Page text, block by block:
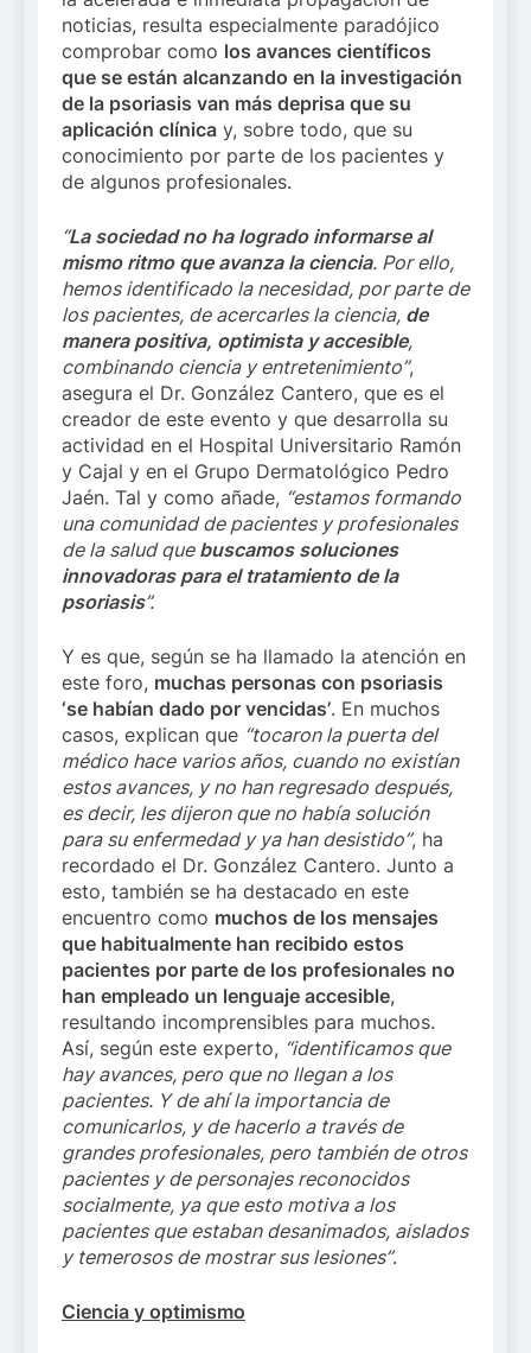
noticias, resulta especialmente paradójico
comprobar como los avances científicos
que se están alcanzando en la investigación
de la psoriasis van más deprisa que su
aplicación clínica y, sobre todo, que su
conocimiento por parte de los pacientes y
de algunos profesionales.
“La sociedad no ha logrado informarse al
mismo ritmo que avanza la ciencia. Por ello,
hemos identificado la necesidad, por parte de
los pacientes, de acercarles la ciencia, de
manera positiva, optimista y accesible,
combinando ciencia y entretenimiento”,
asegura el Dr. González Cantero, que es el
creador de este evento y que desarrolla su
actividad en el Hospital Universitario Ramón
y Cajal y en el Grupo Dermatológico Pedro
Jaén. Tal y como añade, “estamos formando
una comunidad de pacientes y profesionales
de la salud que buscamos soluciones
innovadoras para el tratamiento de la
psoriasis”.
Y es que, según se ha llamado la atención en
este foro, muchas personas con psoriasis
‘se habían dado por vencidas’. En muchos
casos, explican que “tocaron la puerta del
médico hace varios años, cuando no existían
estos avances, y no han regresado después,
es decir, les dijeron que no había solución
para su enfermedad y ya han desistido”, ha
recordado el Dr. González Cantero. Junto a
esto, también se ha destacado en este
encuentro como muchos de los mensajes
que habitualmente han recibido estos
pacientes por parte de los profesionales no
han empleado un lenguaje accesible,
resultando incomprensibles para muchos.
Así, según este experto, “identificamos que
hay avances, pero que no llegan a los
pacientes. Y de ahí la importancia de
comunicarlos, y de hacerlo a través de
grandes profesionales, pero también de otros
pacientes y de personajes reconocidos
socialmente, ya que esto motiva a los
pacientes que estaban desanimados, aislados
y temerosos de mostrar sus lesiones”.
Ciencia y optimismo